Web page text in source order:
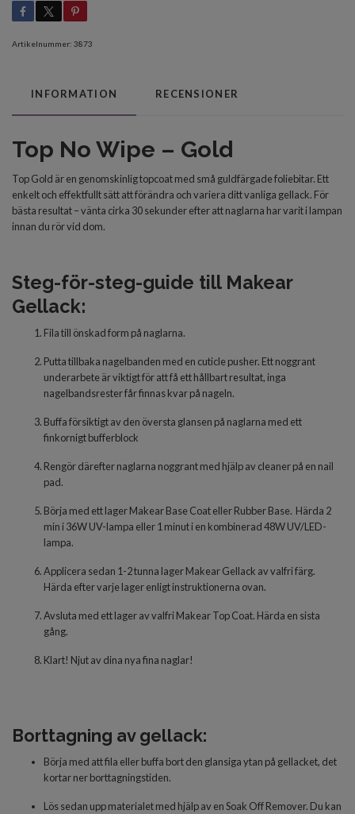
Artikelnummer: 3873
INFORMATION RECENSIONER
Top No Wipe – Gold
Top Gold är en genomskinlig topcoat med små guldfärgade foliebitar. Ett
enkelt och effektfullt sätt att förändra och variera ditt vanliga gellack. För
bästa resultat – vänta cirka 30 sekunder efter att naglarna har varit i lampan
innan du rör vid dom.
Steg-för-steg-guide till Makear
Gellack:
Fila till önskad form på naglarna.
Putta tillbaka nagelbanden med en cuticle pusher. Ett noggrant
underarbete är viktigt för att få ett hållbart resultat, inga
nagelbandsrester får finnas kvar på nageln.
Buffa försiktigt av den översta glansen på naglarna med ett
finkornigt bufferblock
Rengör därefter naglarna noggrant med hjälp av cleaner på en nail
pad.
Börja med ett lager Makear Base Coat eller Rubber Base. Härda 2
min i 36W UV-lampa eller 1 minut i en kombinerad 48W UV/LED-
lampa.
Applicera sedan 1-2 tunna lager Makear Gellack av valfri färg.
Härda efter varje lager enligt instruktionerna ovan.
Avsluta med ett lager av valfri Makear Top Coat. Härda en sista
gång.
Klart! Njut av dina nya fina naglar!
Borttagning av gellack:
Börja med att fila eller buffa bort den glansiga ytan på gellacket, det
kortar ner borttagningstiden.
Lös sedan upp materialet med hjälp av en Soak Off Remover. Du kan